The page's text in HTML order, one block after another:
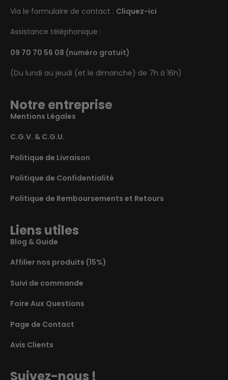
Via le formulaire de contact : Cliquez-ici
Assistance téléphonique :
09 70 70 56 08 (numéro gratuit)
(Du lundi au jeudi (et le dimanche) de 7h à 16h)
Notre entreprise
Mentions Légales
C.G.V. & C.G.U.
Politique de Livraison
Politique de Confidentialité
Politique de Remboursements et Retours
Liens utiles
Blog & Guide
Affilier nos produits (15%)
Suivi de commande
Foire Aux Questions
Page de Contact
Avis Clients
Suivez-nous !